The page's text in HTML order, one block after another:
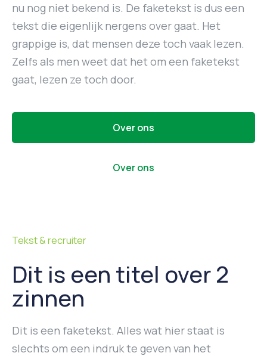
nu nog niet bekend is. De faketekst is dus een
tekst die eigenlijk nergens over gaat. Het
grappige is, dat mensen deze toch vaak lezen.
Zelfs als men weet dat het om een faketekst
gaat, lezen ze toch door.
Over ons
Over ons
Tekst & recruiter
Dit is een titel over 2
zinnen
Dit is een faketekst. Alles wat hier staat is
slechts om een indruk te geven van het